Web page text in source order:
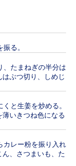
る。
、たまねぎの半分は
ぶつ切り、しめじ
と生姜を炒める。
いきつね色になる
カレー粉を振り入れ
、さつまいも、た